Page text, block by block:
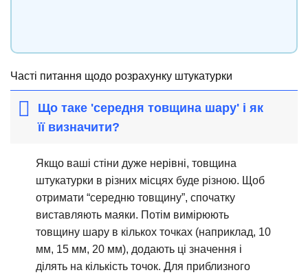
Часті питання щодо розрахунку штукатурки
Що таке 'середня товщина шару' і як
її визначити?
Якщо ваші стіни дуже нерівні, товщина
штукатурки в різних місцях буде різною. Щоб
отримати “середню товщину”, спочатку
виставляють маяки. Потім вимірюють
товщину шару в кількох точках (наприклад, 10
мм, 15 мм, 20 мм), додають ці значення і
ділять на кількість точок. Для приблизного